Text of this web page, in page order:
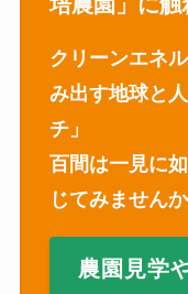
クリーンエネ
み出す地球と
チ」
百間は一見に
じてみませんか
農園見学